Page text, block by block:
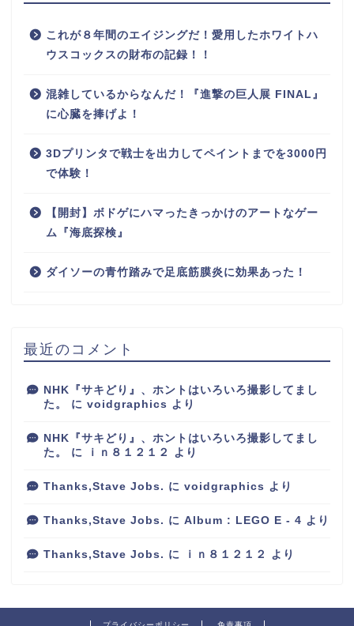
これが８年間のエイジングだ！愛用したホワイトハ
ウスコックスの財布の記録！！
混雑しているからなんだ！『進撃の巨人展 FINAL』
に心臓を捧げよ！
3Dプリンタで戦士を出力してペイントまでを3000円
で体験！
【開封】ボドゲにハマったきっかけのアートなゲー
ム『海底探検』
ダイソーの青竹踏みで足底筋膜炎に効果あった！
最近のコメント
NHK『サキどり』、ホントはいろいろ撮影してまし
た。
に voidgraphics より
NHK『サキどり』、ホントはいろいろ撮影してまし
た。
に ｉｎ８１２１２ より
Thanks,Stave Jobs. に voidgraphics より
Thanks,Stave Jobs. に Album : LEGO E - 4 より
Thanks,Stave Jobs. に ｉｎ８１２１２ より